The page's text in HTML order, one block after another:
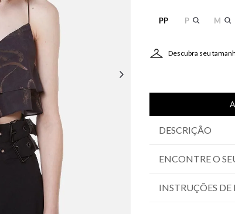
PP P M
Descubra seu
DESCRIÇÃO
ENCONTRE O
INSTRUÇÕES DE